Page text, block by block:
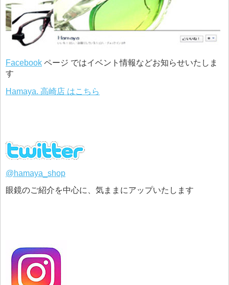
Facebook ページ ではイベント情報などお知らせいたしま
す
Hamaya. 高崎店 はこちら
@hamaya_shop
眼鏡のご紹介を中心に、気ままにアップいたします